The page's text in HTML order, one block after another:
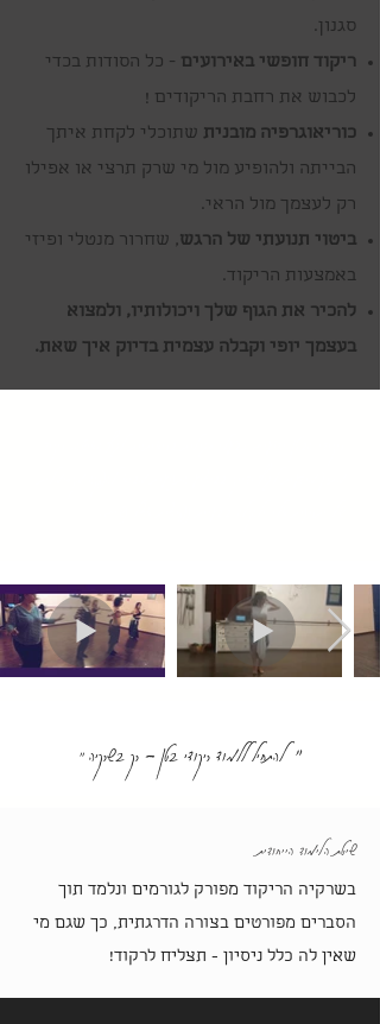
סגנון.
ריקוד חופשי באירועים - כל הסודות בכדי
לכבוש את רחבת הריקודים !
כוריאוגרפיה מובנית שתוכלי לקחת איתך
הבייתה ולהופיע מול מי שרק תרצי או אפילו
רק לעצמך מול הראי.
ביטוי תנועתי של הרגש, שחרור מנטלי ופיזי
באמצעות הריקוד.
להכיר את הגוף שלך ויכולותיו, ולמצוא
בעצמך יופי וקבלה עצמית בדיוק איך שאת.
"להתחיל ללמוד ריקודי בטן - רק בשרקיה "
שיטת הלימוד הייחודית
בשרקיה הריקוד מפורק לגורמים ונלמד תוך
הסברים מפורטים בצורה הדרגתית, כך שגם מי
שאין לה כלל ניסיון - תצליח לרקוד!